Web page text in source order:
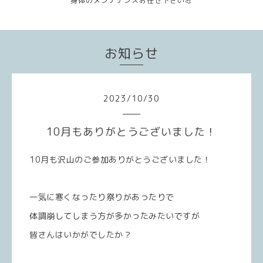
お知らせ
2023/ 10/30
10月もありがとうございました！
10月も沢山のご参加ありがとうございました！
一気に寒くなったり祭りがあったりで
体調崩してしまう方が多かったみたいですが
皆さんはいかがでしたか？